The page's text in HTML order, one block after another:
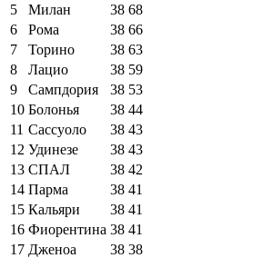
5
Милан 38 68
6
Рома 38 66
7
Торино 38 63
8
Лацио 38 59
9
Сампдория 38 53
10 Болонья 38 44
11 Сассуоло 38 43
12 Удинезе 38 43
13 СПАЛ 38 42
14 Парма 38 41
15 Кальяри 38 41
16 Фиорентина 38 41
17 Дженоа 38 38